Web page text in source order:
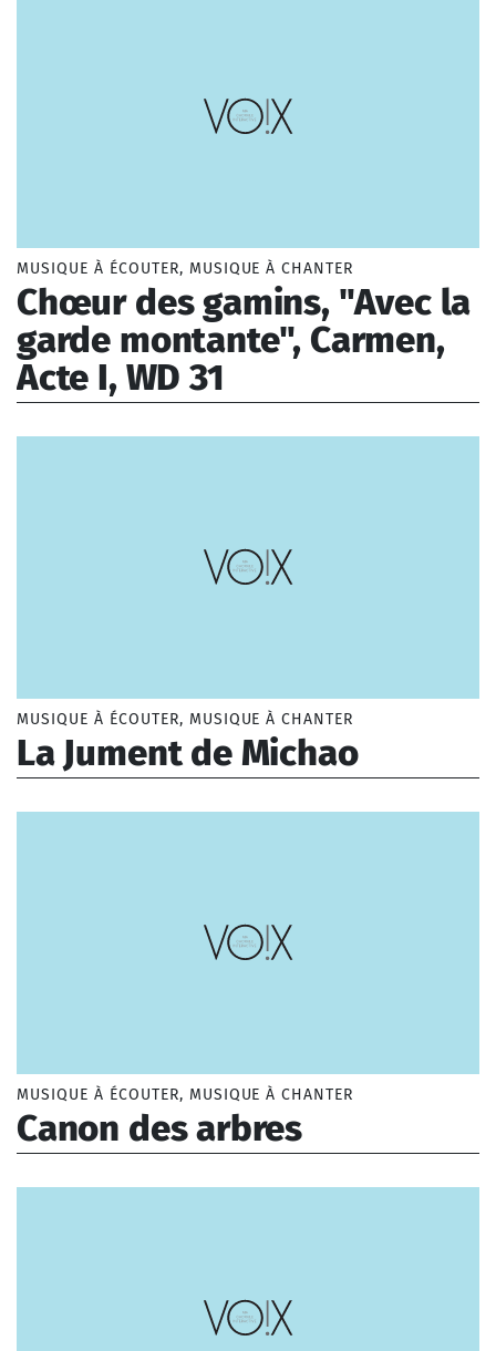
MUSIQUE À ÉCOUTER, MUSIQUE À CHANTER
Chœur des gamins, "Avec la
garde montante", Carmen,
Acte I, WD 31
MUSIQUE À ÉCOUTER, MUSIQUE À CHANTER
La Jument de Michao
MUSIQUE À ÉCOUTER, MUSIQUE À CHANTER
Canon des arbres